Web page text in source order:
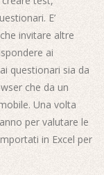
E’
invitare altre
ai
questionari sia da
che da un
Una volta
per valutare le
in Excel per